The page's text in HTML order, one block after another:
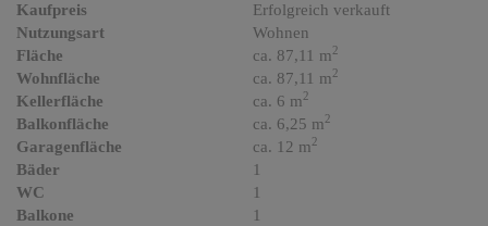
Kaufpreis
Erfolgreich verkauft
Nutzungsart
Wohnen
Fläche
ca. 87,11 m2
Wohnfläche ca. 87,11 m2
Kellerfläche ca. 6 m2
Balkonfläche ca. 6,25 m2
Garagenfläche ca. 12 m2
Bäder
1
WC
1
Balkone
1